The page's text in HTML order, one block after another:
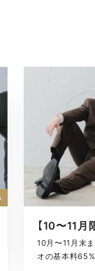
10月〜11月末
オの基本料